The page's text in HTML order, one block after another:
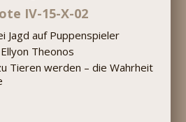
IV-15-X-02
Jagd auf Puppenspieler
Theonos
Tieren werden – die Wahrheit